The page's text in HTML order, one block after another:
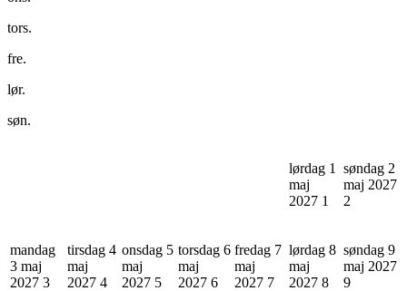
tors.
fre.
lør.
søn.
lørdag 1
maj
2027 1
søndag 2
maj 2027
2
mandag
3 maj
2027 3
tirsdag 4
maj
2027 4
onsdag 5
maj
2027 5
torsdag 6
maj
2027 6
fredag 7
maj
2027 7
lørdag 8
maj
2027 8
søndag 9
maj 2027
9